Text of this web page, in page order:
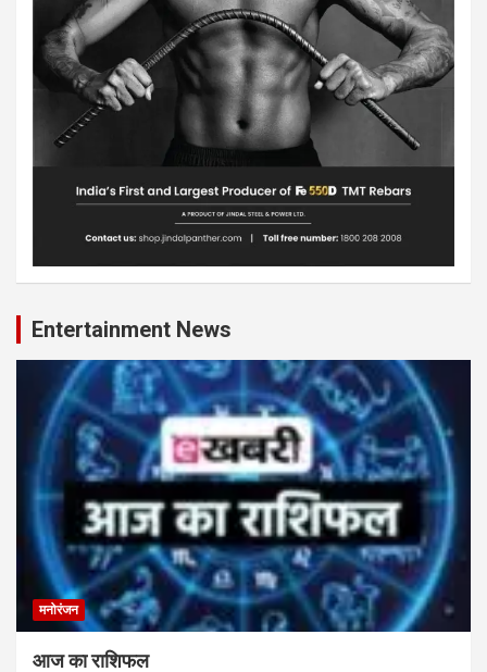
Entertainment News
मनोरंजन
आज का राशिफल